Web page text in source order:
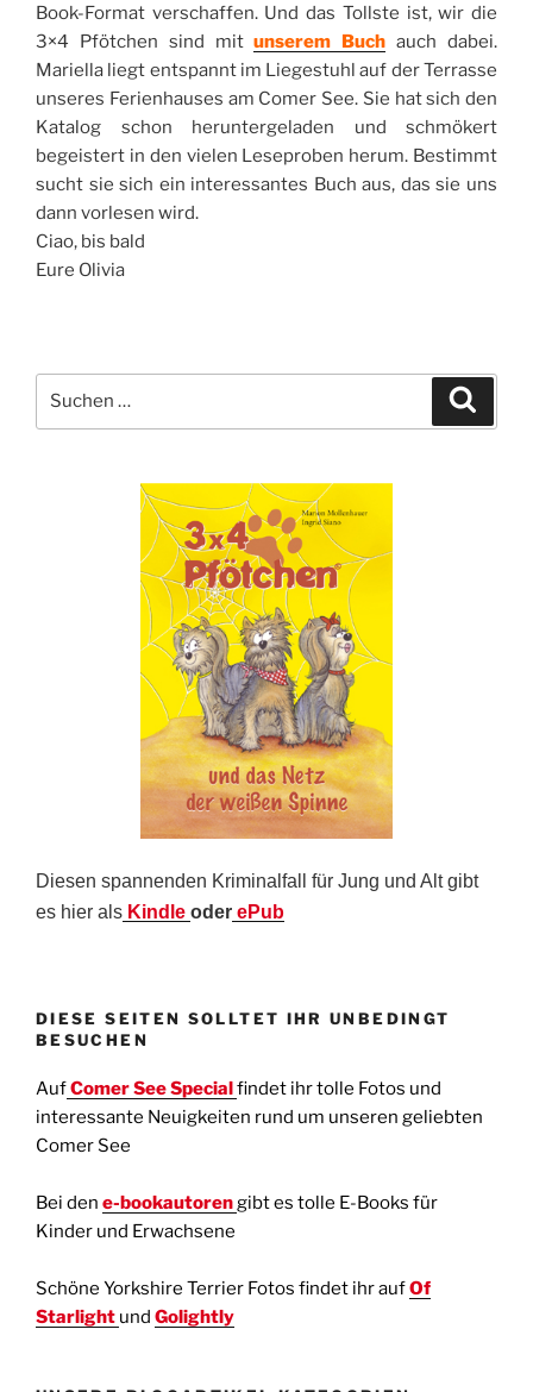
Book-Format verschaffen. Und das Tollste ist, wir die
3×4 Pfötchen sind mitunserem Buch auch dabei.
Mariella liegt entspannt im Liegestuhl auf der Terrasse
unseres Ferienhauses am Comer See. Sie hat sich den
Katalog schon heruntergeladen und schmökert
begeistert in den vielen Leseproben herum. Bestimmt
sucht sie sich ein interessantes Buch aus, das sie uns
dann vorlesen wird.
Ciao, bis bald
Eure Olivia
nach:
Diesen spannenden Kriminalfall für Jung und Alt gibt
es hier als Kindle oder ePub
DIESE SEITEN SOLLTET IHR UNBEDINGT
BESUCHEN
AufComer See Specialfindet ihr tolle Fotos und
interessante Neuigkeiten rund um unseren geliebten
Comer See
Bei den e-bookautorengibt es tolle E-Books für
Kinder und Erwachsene
Schöne Yorkshire Terrier Fotos findet ihr aufOf
Starlight und Golightly